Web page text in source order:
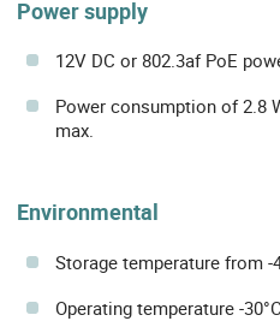
Power supply
12V DC or 802.3af PoE
Power consumption of 2.8
max.
Environmental
Storage temperature from -
Operating temperature -